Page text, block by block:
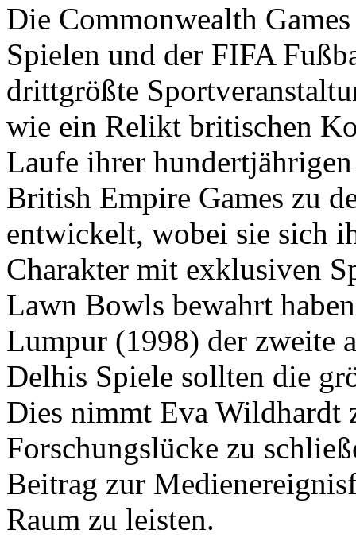
Die Commonwealth
Spielen und der FIFA
drittgrößte
wie ein Relikt britischen
Laufe ihrer
British Empire Games zu
entwickelt, wobei sie sich
Charakter mit exklusiven
Lawn Bowls bewahrt
Lumpur (1998) der zweite
Delhis Spiele sollten die
Dies nimmt Eva Wildhardt
Forschungslücke zu
Beitrag zur
Raum zu leisten.